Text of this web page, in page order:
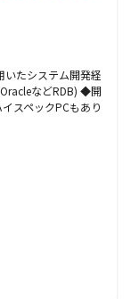
いたシステム開発経
などRDB) ◆開
スペックPCもあり